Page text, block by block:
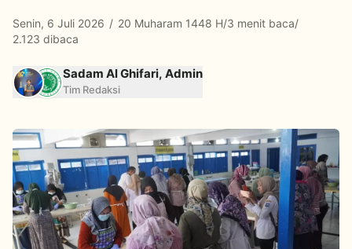
Senin, 6 Juli 2026 / 20 Muharam 1448 H/3 menit baca/
2.123 dibaca
Sadam Al Ghifari, Admin
Tim Redaksi